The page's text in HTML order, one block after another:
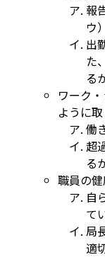
報
ウ
出
た
る
ワーク
ように取
働
超
る
職員の
自
て
局
適